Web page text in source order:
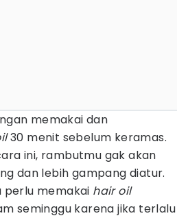
memakai dan
30 menit sebelum keramas.
ini, rambutmu gak akan
dan lebih gampang diatur.
perlu memakai hair oil
seminggu karena jika terlalu